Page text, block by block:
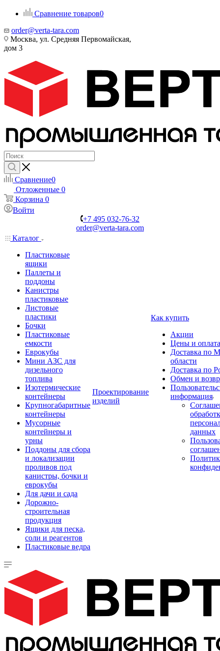
Сравнение товаров0
order@verta-tara.com
Москва, ул. Средняя Первомайская,
дом 3
Сравнение0
Отложенные 0
Корзина 0
Войти
+7 495 032-76-32
order@verta-tara.com
Каталог
Пластиковые
ящики
Паллеты и
поддоны
Канистры
пластиковые
Листовые
пластики
Бочки
Пластиковые
емкости
Еврокубы
Мини АЗС для
дизельного
топлива
Изотермические
контейнеры
Крупногабаритные
контейнеры
Мусорные
контейнеры и
урны
Поддоны для сбора
и локализации
проливов под
канистры, бочки и
еврокубы
Для дачи и сада
Дорожно-
строительная
продукция
Ящики для песка,
соли и реагентов
Пластиковые ведра
Проектирование
изделий
Как купить
Акции
Цены и оплата
Доставка по
области
Доставка по
Обмен и
информация
данных